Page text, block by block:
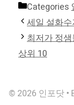
Categories
세일 설화
최저가 정
상위 10
© 2026 인포닷•